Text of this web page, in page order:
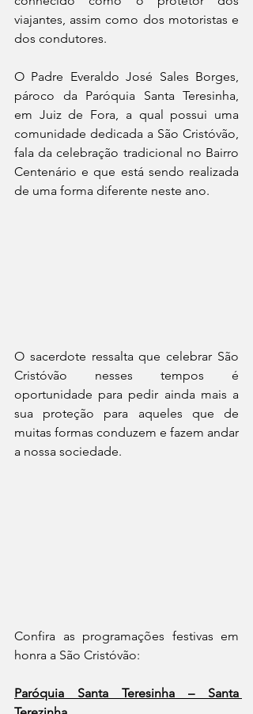
viajantes, assim como dos motoristas e
dos condutores.
O Padre Everaldo José Sales Borges,
pároco da Paróquia Santa Teresinha,
em Juiz de Fora, a qual possui uma
comunidade dedicada a São Cristóvão,
fala da celebração tradicional no Bairro
Centenário e que está sendo realizada
de uma forma diferente neste ano.
O sacerdote ressalta que celebrar São
Cristóvão nesses tempos é
oportunidade para pedir ainda mais a
sua proteção para aqueles que de
muitas formas conduzem e fazem andar
a nossa sociedade.
Confira as programações festivas em
honra a São Cristóvão:
Paróquia Santa Teresinha – Santa